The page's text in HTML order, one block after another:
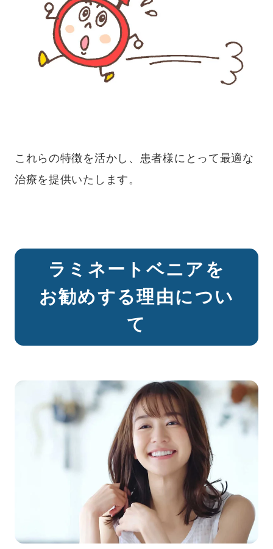
これらの特徴を活かし、患者様にとって最適な
治療を提供いたします。
ラミネートベニアを
お勧めする理由につい
て